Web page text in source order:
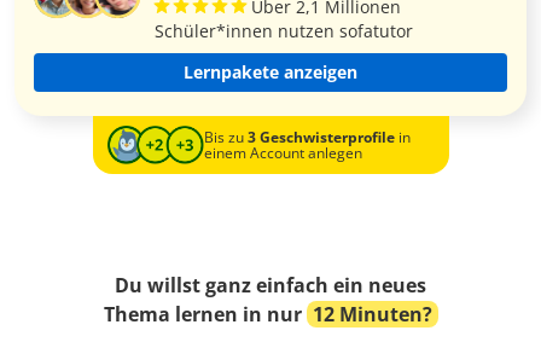
Über 2,1 Millionen
Schüler*innen nutzen sofatutor
Lernpakete anzeigen
Bis zu3 Geschwisterprofilein
einem Account anlegen
Du willst ganz einfach ein neues
Thema lernen in nur 12 Minuten?